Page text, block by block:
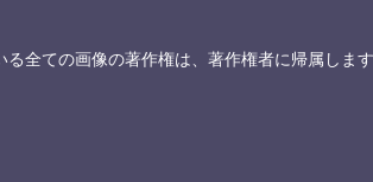
全ての画像の著作権は、著作権者に帰属しま